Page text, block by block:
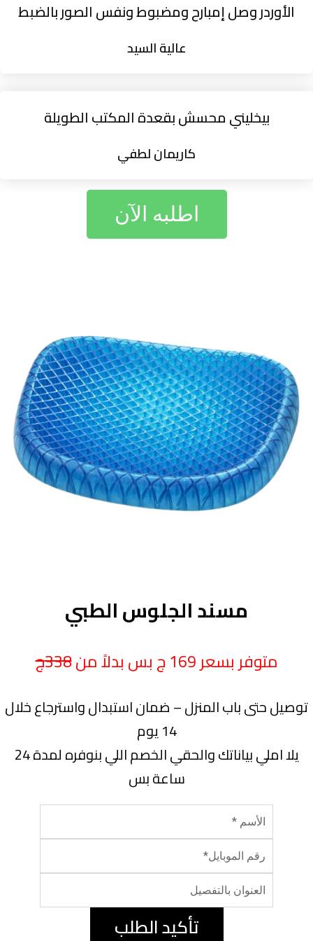
الأوردر وصل إمبارح ومضبوط ونفس الصور بالضبط
عالية السيد
بيخليني محسش بقعدة المكتب الطويلة
كاريمان لطفي
اطلبه الآن
مسند الجلوس الطبي
متوفر بسعر 169 ج بس بدلاً من 338ج
توصيل حتى باب المنزل – ضمان استبدال واسترجاع خلال
14 يوم
يلا املي بياناتك والحقي الخصم اللي بنوفره لمدة 24
ساعة بس
تأكيد الطلب